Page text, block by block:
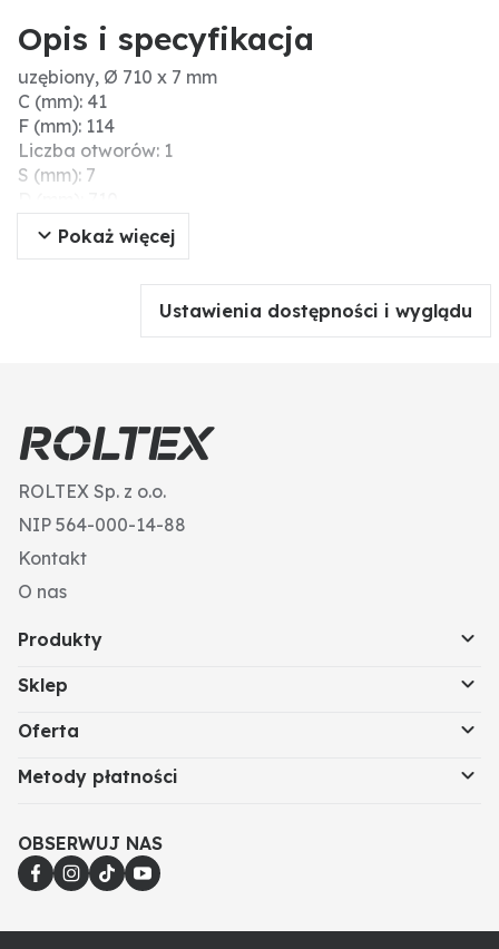
Opis i specyfikacja
uzębiony, Ø 710 x 7 mm
C (mm): 41
F (mm): 114
Liczba otworów: 1
S (mm): 7
Grubość (mm): 7
Wersja: uzębiony
Ø zew. (mm): 710
Materiał: Borstahl
Pokaż więcej
Ustawienia dostępności i wyglądu
ROLTEX Sp. z o.o.
NIP 564-000-14-88
Kontakt
O nas
Produkty
Sklep
Oferta
Metody płatności
OBSERWUJ NAS